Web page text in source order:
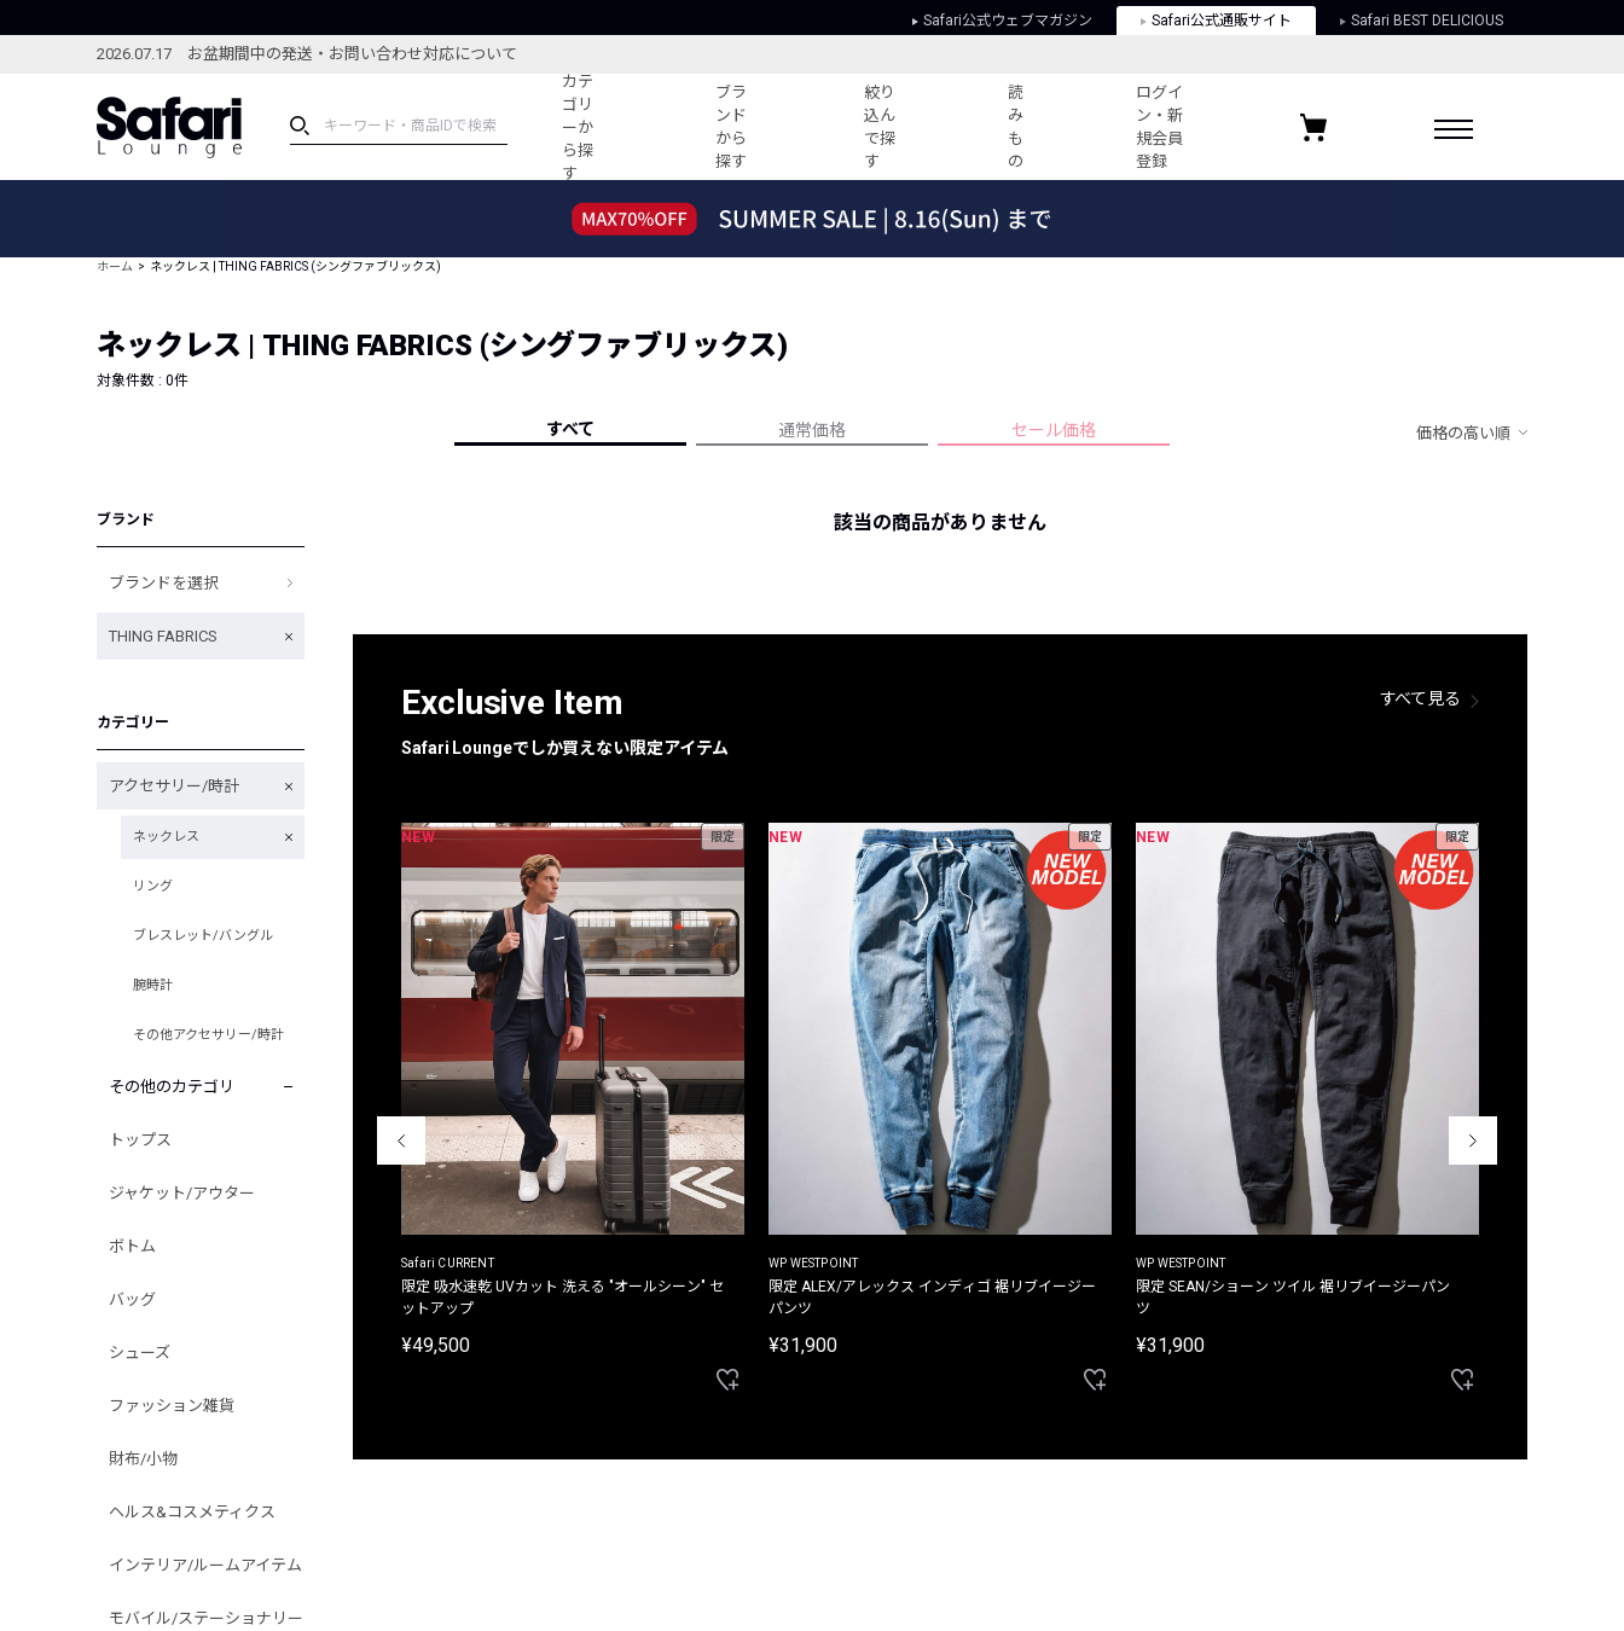
Safari公式ウェブマガジン Safari公式通販サイト Safari BEST DELICIOUS
2026.07.17 お盆期間中の発送・お問い合わせ対応について
カテ
ゴリ
ーか
ら探
す
ブラ
ンド
から
探す
絞り
込ん
で探
す
読
み
も
の
ログイ
ン・新
規会員
登録
ブランドから探す
新着アイテム
編集部のおすすめアイテム
特集記事
コーディネート
すべての記事
ーデ紹介
HOTなコーデ TOP20
人気記事ランキング
フォーカスブランド
プライバシーポリシー
お気に入りブランド
ホーム ネックレス | THING FABRICS (シングファブリックス)
ネックレス | THING FABRICS (シングファブリックス)
対象件数 : 0件
すべて 通常価格 セール価格 価格の高い順
ブランド
ブランドを選択
THING FABRICS
カテゴリー
アクセサリー/時計
ネックレス
リング
ブレスレット/バングル
腕時計
その他アクセサリー/時計
その他のカテゴリ
トップス
ジャケット/アウター
ボトム
バッグ
シューズ
ファッション雑貨
財布/小物
ヘルス&コスメティクス
インテリア/ルームアイテム
モバイル/ステーショナリー
該当の商品がありません
Exclusive Item
Safari Loungeでしか買えない限定アイテム
すべて見る
NEW 限定
Safari CURRENT
限定 吸水速乾 UVカット 洗える "オールシーン" セ
ットアップ
¥49,500
NEW 限定
WP WESTPOINT
限定 ALEX/アレックス インディゴ 裾リブイージー
パンツ
¥31,900
NEW 限定
WP WESTPOINT
限定 SEAN/ショーン ツイル 裾リブイージーパン
ツ
¥31,900